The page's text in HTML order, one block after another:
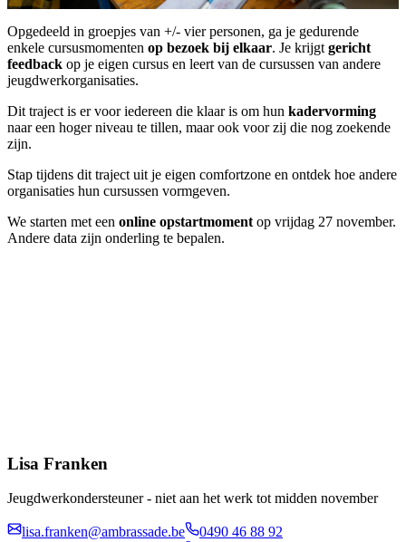
Opgedeeld in groepjes van +/- vier personen, ga je gedurende
enkele cursusmomenten op bezoek bij elkaar. Je krijgt gericht
feedback op je eigen cursus en leert van de cursussen van andere
jeugdwerkorganisaties.
Dit traject is er voor iedereen die klaar is om hun kadervorming
naar een hoger niveau te tillen, maar ook voor zij die nog zoekende
zijn.
Stap tijdens dit traject uit je eigen comfortzone en ontdek hoe andere
organisaties hun cursussen vormgeven.
We starten met een online opstartmoment op vrijdag 27 november.
Andere data zijn onderling te bepalen.
Lisa Franken
Jeugdwerkondersteuner - niet aan het werk tot midden november
lisa.franken@ambrassade.be
0490 46 88 92